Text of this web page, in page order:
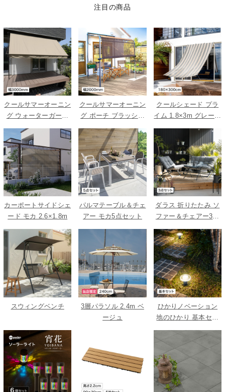
注目の商品
クールサマーオーニン
グ ウォーターガード
ベージュ 3000
クールサマーオーニン
グ ポーチ ブラッシュ
ウッド 2000
クールシェード プラ
イム 1.8×3m グレース
トライプ
カーポートサイドシェ
ード モカ 2.6×1.8m
パルマテーブル＆チェ
アー モカ5点セット
ダラス 折りたたみ ソ
ファー＆チェアー3点
セット
スウィングベンチ
3層パラソル 2.4m ベ
ージュ
ひかりノベーション
地のひかり 基本セッ